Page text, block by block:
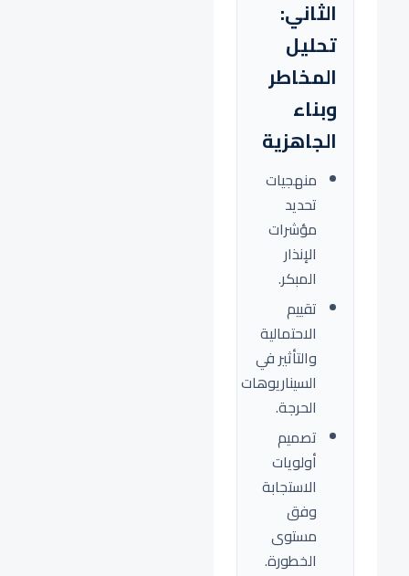
الثاني:
تحليل
المخاطر
وبناء
الجاهزية
منهجيات
تحديد
مؤشرات
الإنذار
المبكر.
تقييم
الاحتمالية
والتأثير في
السيناريوهات
الحرجة.
تصميم
أولويات
الاستجابة
وفق
مستوى
الخطورة.